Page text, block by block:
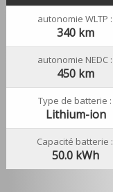
autonomie WLTP :
340 km
autonomie NEDC :
450 km
Type de batterie :
Lithium-ion
Capacité batterie :
50.0 kWh